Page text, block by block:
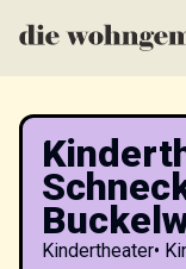
Kindertheater•